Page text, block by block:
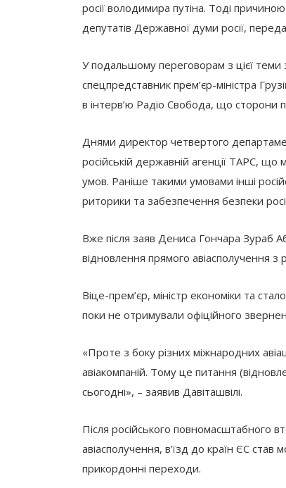
росії володимира путіна. Тоді причиною
депутатів Державної думи росії,
У подальшому переговорам з цієї теми
спецпредставник прем’єр-міністра
в інтерв’ю Радіо Свобода, що сторони
Днями директор четвертого
російській державній агенції ТАРС, що
умов. Раніше такими умовами інші
риторики та забезпечення безпеки
Вже після заяв Дениса Гончара Зураб
відновлення прямого авіасполучення з
Віце-прем’єр, міністр економіки та
поки не отримували офіційного
«Проте з боку різних міжнародних
авіакомпаній. Тому це питання
сьогодні», – заявив Давіташвілі.
Після російського повномасштабного
авіасполучення, в’їзд до країн ЄС
прикордонні переходи.